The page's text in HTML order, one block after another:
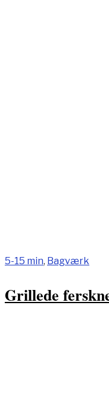
5-15 min, Bagværk
Grillede